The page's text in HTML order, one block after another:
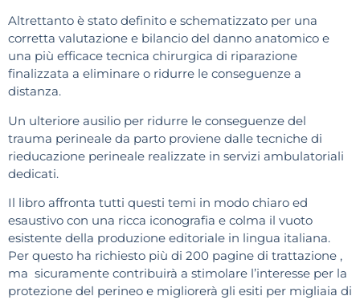
Altrettanto è stato definito e schematizzato per una
corretta valutazione e bilancio del danno anatomico e
una più efficace tecnica chirurgica di riparazione
finalizzata a eliminare o ridurre le conseguenze a
distanza.
Un ulteriore ausilio per ridurre le conseguenze del
trauma perineale da parto proviene dalle tecniche di
rieducazione perineale realizzate in servizi ambulatoriali
dedicati.
Il libro affronta tutti questi temi in modo chiaro ed
esaustivo con una ricca iconografia e colma il vuoto
esistente della produzione editoriale in lingua italiana.
Per questo ha richiesto più di 200 pagine di trattazione ,
ma sicuramente contribuirà a stimolare l’interesse per la
protezione del perineo e migliorerà gli esiti per migliaia di